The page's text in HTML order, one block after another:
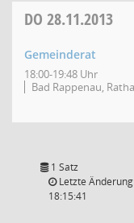
DO 28.11.2013
Gemeinderat
18:00-19:48 Uhr
Bad Rappenau,
1 Satz
Letzte
18:15:41